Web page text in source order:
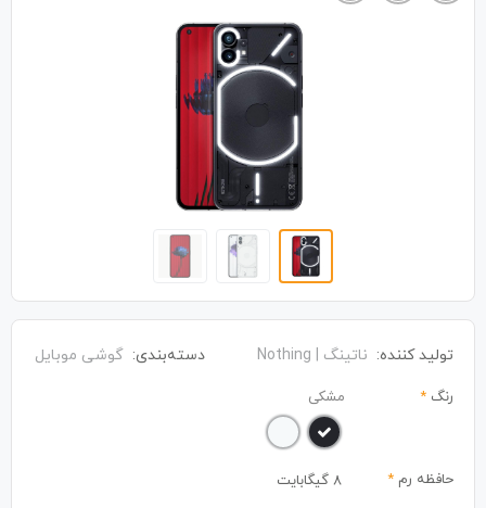
تولید کننده: ناتینگ | Nothing دسته‌بندی: گوشی موبایل
رنگ * مشکی
حافظه رم *
8 گیگابایت